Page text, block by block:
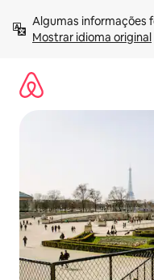
para
Mostrar idioma original